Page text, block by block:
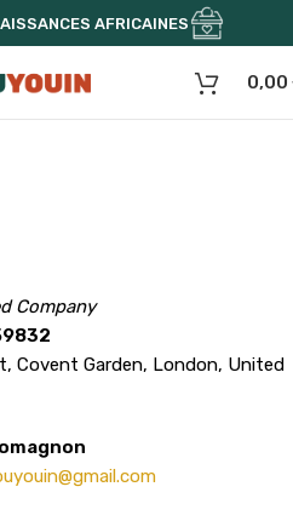
AFRICAINES
0,00
Company
Covent Garden, London, United